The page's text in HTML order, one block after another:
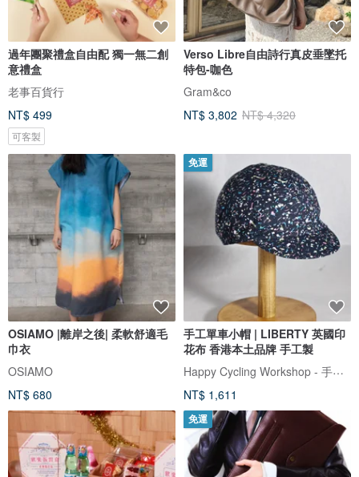
過年團聚禮盒自由配 獨一無二創
意禮盒
老事百貨行
NT$ 499
可客製
Verso Libre自由詩行真皮垂墜托
特包-咖色
Gram&co
NT$ 3,802 NT$ 4,320
OSIAMO |離岸之後| 柔軟舒適毛
巾衣
OSIAMO
NT$ 680
免運
手工單車小帽 | LIBERTY 英國印
花布 香港本土品牌 手工製
Happy Cycling Workshop - 手工單車小帽
NT$ 1,611
免運